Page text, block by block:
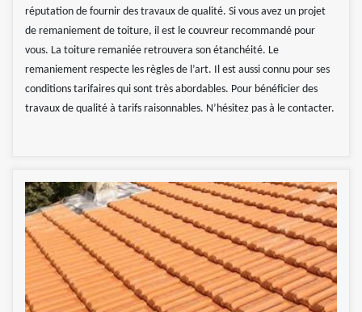
réputation de fournir des travaux de qualité. Si vous avez un projet
de remaniement de toiture, il est le couvreur recommandé pour
vous. La toiture remaniée retrouvera son étanchéité. Le
remaniement respecte les règles de l’art. Il est aussi connu pour ses
conditions tarifaires qui sont très abordables. Pour bénéficier des
travaux de qualité à tarifs raisonnables. N’hésitez pas à le contacter.